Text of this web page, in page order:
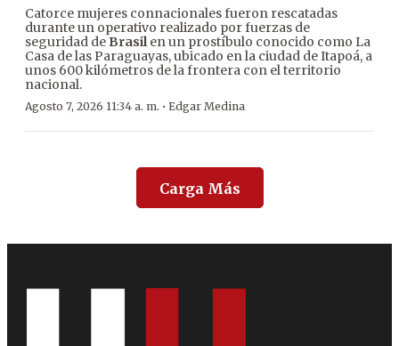
Catorce mujeres connacionales fueron rescatadas
durante un operativo realizado por fuerzas de
seguridad de Brasilen un prostíbulo conocido como La
Casa de las Paraguayas, ubicado en la ciudad de Itapoá, a
unos 600 kilómetros de la frontera con el territorio
nacional.
Agosto 7, 2026 11:34 a. m. · Edgar Medina
Carga Más